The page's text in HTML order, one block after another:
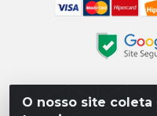
O nosso site
Matriz R3 Suprimentos -